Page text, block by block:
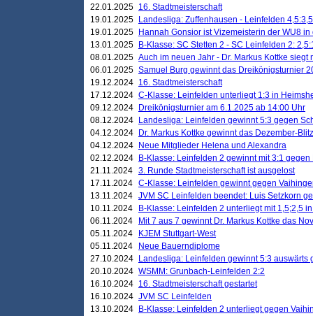
22.01.2025 16. Stadtmeisterschaft
19.01.2025
Landesliga: Zuffenhausen - Leinfelden 4,5:3,5
19.01.2025
Hannah Gonsior ist Vizemeisterin der WU8 in
13.01.2025
B-Klasse: SC Stetten 2 - SC Leinfelden 2:
08.01.2025 Auch im neuen Jahr - Dr. Markus Kottke
06.01.2025 Samuel Burg gewinnt das Dreikönigsturnier
19.12.2024 16. Stadtmeisterschaft
17.12.2024 C-Klasse: Leinfelden unterliegt 1:3 in
09.12.2024
Dreikönigsturnier am 6.1.2025 ab 14:00 Uhr
08.12.2024
Landesliga: Leinfelden gewinnt 5:3 gegen
04.12.2024
Dr. Markus Kottke gewinnt das Dezember-
04.12.2024
Neue Mitglieder Helena und Alexandra
02.12.2024
B-Klasse: Leinfelden 2 gewinnt mit 3:1
21.11.2024 3. Runde Stadtmeisterschaft ist ausgelost
17.11.2024 C-Klasse: Leinfelden gewinnt gegen
13.11.2024 JVM SC Leinfelden beendet: Luis Setzkorn
10.11.2024
B-Klasse: Leinfelden 2 unterliegt mit 1,5;2,5
06.11.2024
Mit 7 aus 7 gewinnt Dr. Markus Kottke das
05.11.2024
KJEM Stuttgart-West
05.11.2024
Neue Bauerndiplome
27.10.2024
Landesliga: Leinfelden gewinnt 5:3 auswärts
20.10.2024 WSMM: Grunbach-Leinfelden 2:2
16.10.2024 16. Stadtmeisterschaft gestartet
16.10.2024 JVM SC Leinfelden
13.10.2024
B-Klasse: Leinfelden 2 unterliegt gegen